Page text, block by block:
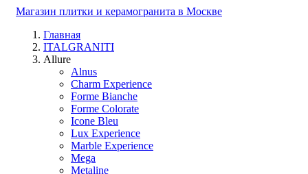
Магазин плитки и керамогранита в Москве
Главная
ITALGRANITI
Allure
Alnus
Charm Experience
Forme Bianche
Forme Colorate
Icone Bleu
Lux Experience
Marble Experience
Mega
Metaline